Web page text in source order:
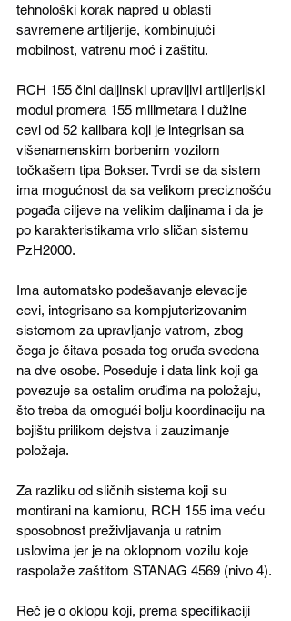
tehnološki korak napred u oblasti
savremene artiljerije, kombinujući
mobilnost, vatrenu moć i zaštitu.
RCH 155 čini daljinski upravljivi artiljerijski
modul promera 155 milimetara i dužine
cevi od 52 kalibara koji je integrisan sa
višenamenskim borbenim vozilom
točkašem tipa Bokser. Tvrdi se da sistem
ima mogućnost da sa velikom preciznošću
pogađa ciljeve na velikim daljinama i da je
po karakteristikama vrlo sličan sistemu
PzH2000.
Ima automatsko podešavanje elevacije
cevi, integrisano sa kompjuterizovanim
sistemom za upravljanje vatrom, zbog
čega je čitava posada tog oruđa svedena
na dve osobe. Poseduje i data link koji ga
povezuje sa ostalim oruđima na položaju,
što treba da omogući bolju koordinaciju na
bojištu prilikom dejstva i zauzimanje
položaja.
Za razliku od sličnih sistema koji su
montirani na kamionu, RCH 155 ima veću
sposobnost preživljavanja u ratnim
uslovima jer je na oklopnom vozilu koje
raspolaže zaštitom STANAG 4569 (nivo 4).
Reč je o oklopu koji, prema specifikaciji